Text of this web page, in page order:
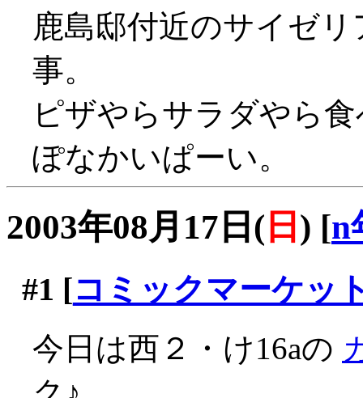
鹿島邸付近のサイゼ
事。
ピザやらサラダやら
ぽなかいぱーい。
2003年08月17日( 日 ) [n
#1 [コミックマーケッ
今日は西２・け16aの